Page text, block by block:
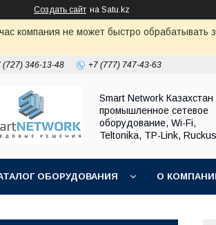
Создать сайт на Satu.kz
компания не может быстро обрабатывать
(727) 346-13-48 +7 (777) 747-43-63
Smart Network
промышленное сетевое
оборудование, Wi-Fi,
Teltonika, TP-Link, Ruckus
ОБОРУДОВАНИЯ О